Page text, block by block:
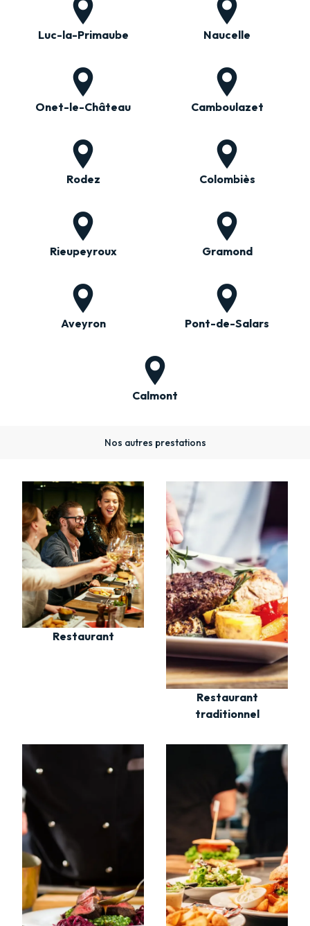
Luc-la-Primaube Naucelle
Onet-le-Château Camboulazet
Rodez Colombiès
Rieupeyroux Gramond
Aveyron Pont-de-Salars
Calmont
Nos autres prestations
Restaurant
Restaurant
traditionnel